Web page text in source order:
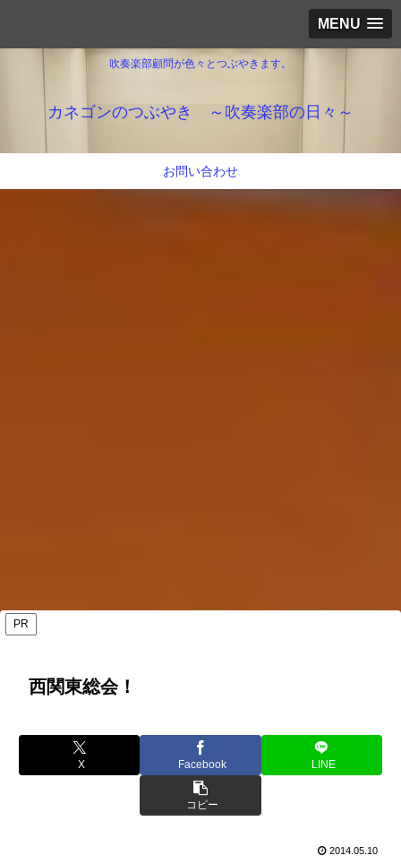
MENU
吹奏楽部顧問が色々とつぶやきます。
カネゴンのつぶやき ～吹奏楽部の日々～
お問い合わせ
PR
西関東総会！
X Facebook LINE
コピー
2014.05.10